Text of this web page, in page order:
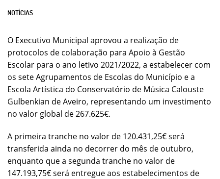
NOTÍCIAS
O Executivo Municipal aprovou a realização de
protocolos de colaboração para Apoio à Gestão
Escolar para o ano letivo 2021/2022, a estabelecer com
os sete Agrupamentos de Escolas do Município e a
Escola Artística do Conservatório de Música Calouste
Gulbenkian de Aveiro, representando um investimento
no valor global de 267.625€.
A primeira tranche no valor de 120.431,25€ será
transferida ainda no decorrer do mês de outubro,
enquanto que a segunda tranche no valor de
147.193,75€ será entregue aos estabelecimentos de